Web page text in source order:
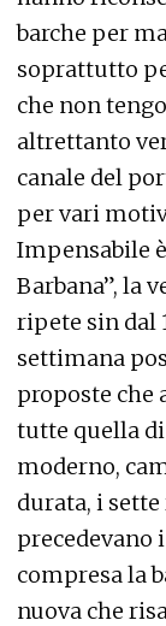
Sono sempre
partecipano al
al di là delle
dove ha
propri
solamente
la Stella del